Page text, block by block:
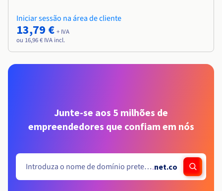
Iniciar sessão na área de cliente
13,79 € + IVA
ou 16,96 € IVA incl.
Junte-se aos 5 milhões de
empreendedores que confiam em nós
.net.co